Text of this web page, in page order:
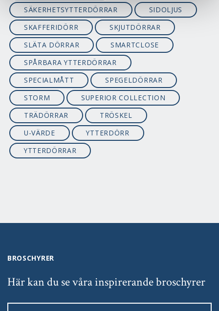
SÄKERHETSYTTERDÖRRAR
SIDOLJUS
SKAFFERIDÖRR
SKJUTDÖRRAR
SLÄTA DÖRRAR
SMARTCLOSE
SPÅRBARA YTTERDÖRRAR
SPECIALMÅTT
SPEGELDÖRRAR
STORM
SUPERIOR COLLECTION
TRÄDÖRRAR
TRÖSKEL
U-VÄRDE
YTTERDÖRR
YTTERDÖRRAR
BROSCHYRER
Här kan du se våra inspirerande broschyrer